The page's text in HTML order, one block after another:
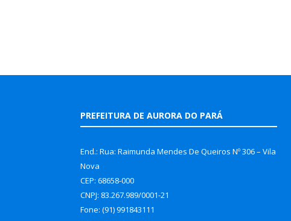
PREFEITURA DE AURORA DO PARÁ
End.: Rua: Raimunda Mendes De Queiros Nº 306 – Vila
Nova
CEP: 68658-000
CNPJ: 83.267.989/0001-21
Fone: (91) 991843111